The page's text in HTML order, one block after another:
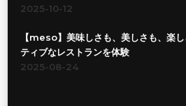
2025-10-12
【meso】美味しさも、美しさも、楽
ティブなレストランを体験
2025-08-24